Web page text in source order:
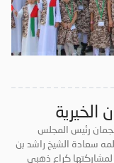
رئيس المجلس
سعادة الشيخ راشد بن
لمشاركتها كراعٍ ذهبي